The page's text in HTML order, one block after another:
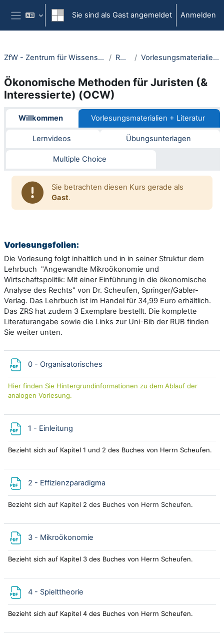
Zum Hauptinhalt
Website-Übersicht
Sie sind als Gast angemeldet Anmelden
ZfW - Zentrum für Wissenschaftsdidaktik RUBeL Vorlesungsmaterialien + Literatur
Ökonomische Methoden für Juristen (&
Interessierte) (OCW)
Abschnittsübersicht
Willkommen Vorlesungsmaterialien + Literatur
Lernvideos Übungsunterlagen
Multiple Choice
Sie betrachten diesen Kurs gerade als
Gast.
Vorlesungsfolien:
Die Vorlesung folgt inhaltlich und in in seiner Struktur dem
Lehrbuch "Angewandte Mikroökonomie und
Wirtschaftspolitik: Mit einer Einführung in die ökonomische
Analyse des Rechts" von Dr. Scheufen, Springer/Gabler-
Verlag. Das Lehrbuch ist im Handel für 34,99 Euro erhältlich.
Das ZRS hat zudem 3 Exemplare bestellt. Die komplette
Literaturangabe sowie die Links zur Uni-Bib der RUB finden
Sie weiter unten.
0 - Organisatorisches
Hier finden Sie Hintergrundinformationen zu dem Ablauf der
analogen Vorlesung.
1 - Einleitung
Bezieht sich auf Kapitel 1 und 2 des Buches von Herrn Scheufen.
2 - Effizienzparadigma
Bezieht sich auf Kapitel 2 des Buches von Herrn Scheufen.
3 - Mikroökonomie
Bezieht sich auf Kapitel 3 des Buches von Herrn Scheufen.
4 - Spielttheorie
Bezieht sich auf Kapitel 4 des Buches von Herrn Scheufen.